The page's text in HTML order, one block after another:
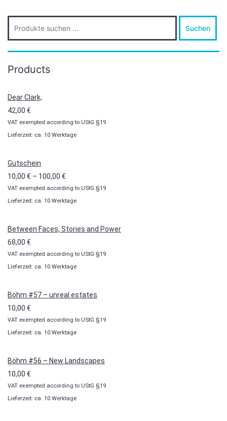
Suche
nach:
Suchen
Products
Dear Clark,
42,00 €
VAT exempted according to UStG §19
Lieferzeit: ca. 10 Werktage
Gutschein
10,00 € – 100,00 €
10,00 €
bis
VAT exempted according to UStG §19
Lieferzeit: ca. 10 Werktage
Between Faces, Stories and Power
68,00 €
VAT exempted according to UStG §19
Lieferzeit: ca. 10 Werktage
Böhm #57 – unreal estates
10,00 €
VAT exempted according to UStG §19
Lieferzeit: ca. 10 Werktage
Böhm #56 – New Landscapes
10,00 €
VAT exempted according to UStG §19
Lieferzeit: ca. 10 Werktage